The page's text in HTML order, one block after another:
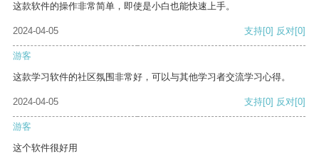
这款软件的操作非常简单，即使是小白也能快速上手。
2024-04-05 支持[0] 反对[0]
游客
这款学习软件的社区氛围非常好，可以与其他学习者交流学习心得。
2024-04-05 支持[0] 反对[0]
游客
这个软件很好用